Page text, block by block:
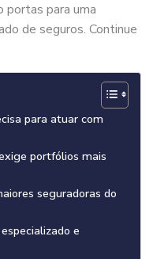
portas para uma
de seguros. Continue
para atuar com
portfólios mais
seguradoras do
e